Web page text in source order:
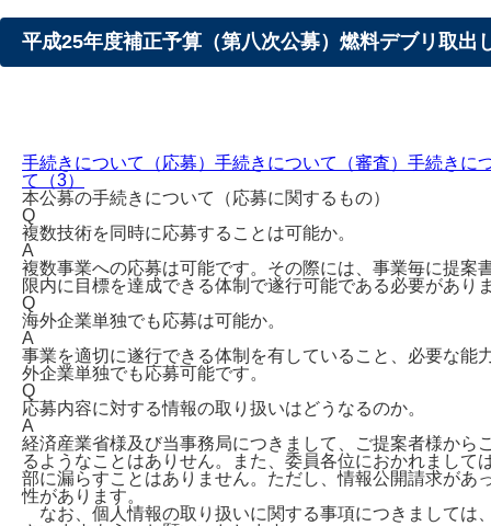
平成25年度補正予算（第八次公募）燃料デブリ取出
手続きについて（応募） 手続きについて（審査） 手続きに
て（3）
本公募の手続きについて（応募に関するもの）
Q
複数技術を同時に応募することは可能か。
A
複数事業への応募は可能です。その際には、事業毎に提
限内に目標を達成できる体制で遂行可能である必要があり
Q
海外企業単独でも応募は可能か。
A
事業を適切に遂行できる体制を有していること、必要な
外企業単独でも応募可能です。
Q
応募内容に対する情報の取り扱いはどうなるのか。
A
経済産業省様及び当事務局につきまして、ご提案者様か
るようなことはありせん。また、委員各位におかれまし
部に漏らすことはありません。ただし、情報公開請求が
性があります。
なお、個人情報の取り扱いに関する事項につきましては